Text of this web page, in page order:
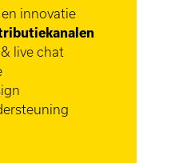
en innovatie
& live chat